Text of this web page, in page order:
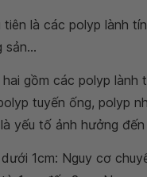
tiên là các polyp lành
sản…
gồm các polyp lành
tuyến ống, polyp
là yếu tố ảnh hưởng
1cm: Nguy cơ